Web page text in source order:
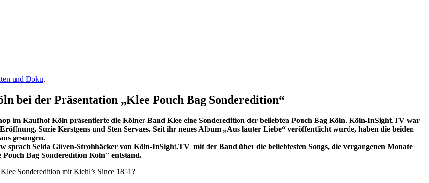
und Doku.
bei der Präsentation „Klee Pouch Bag Sonderedition“
im Kaufhof Köln präsentierte die Kölner Band Klee eine Sonderedition der beliebten Pouch Bag Köln. Köln-InSight.TV war
Suzie Kerstgens und Sten Servaes. Seit ihr neues Album „Aus lauter Liebe“ veröffentlicht wurde, haben die beiden
gesungen.
sprach Selda Güven-Strohhäcker von Köln-InSight.TV mit der Band über die beliebtesten Songs, die vergangenen Monate
Bag Sonderedition Köln" entstand.
Sonderedition mit Kiehl’s Since 1851?